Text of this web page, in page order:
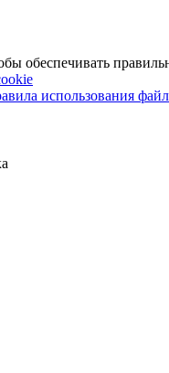
обеспечивать
использования